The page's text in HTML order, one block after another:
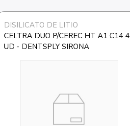
DISILICATO DE LITIO
CELTRA DUO P/CEREC HT A1 C14 4
UD - DENTSPLY SIRONA